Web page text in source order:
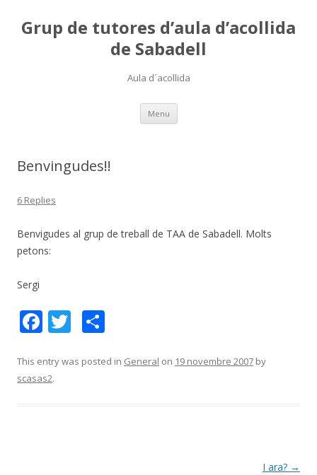
Grup de tutores d’aula d’acollida
de Sabadell
Aula d´acollida
Menu Skip
content
Benvingudes!!
6 Replies
Benvigudes al grup de treball de TAA de Sabadell. Molts
petons:
Sergi
F
e
b
T
itt m
This entry was posted in General on 19 novembre 2007 by
scasas2.
I ara? →